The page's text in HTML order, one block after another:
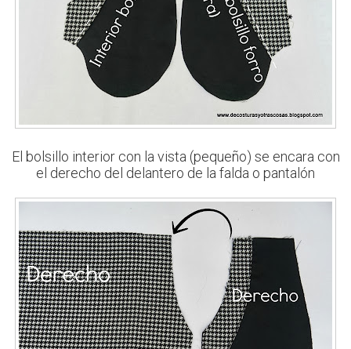
El bolsillo interior con la vista (pequeño) se encara con
el derecho del delantero de la falda o pantalón